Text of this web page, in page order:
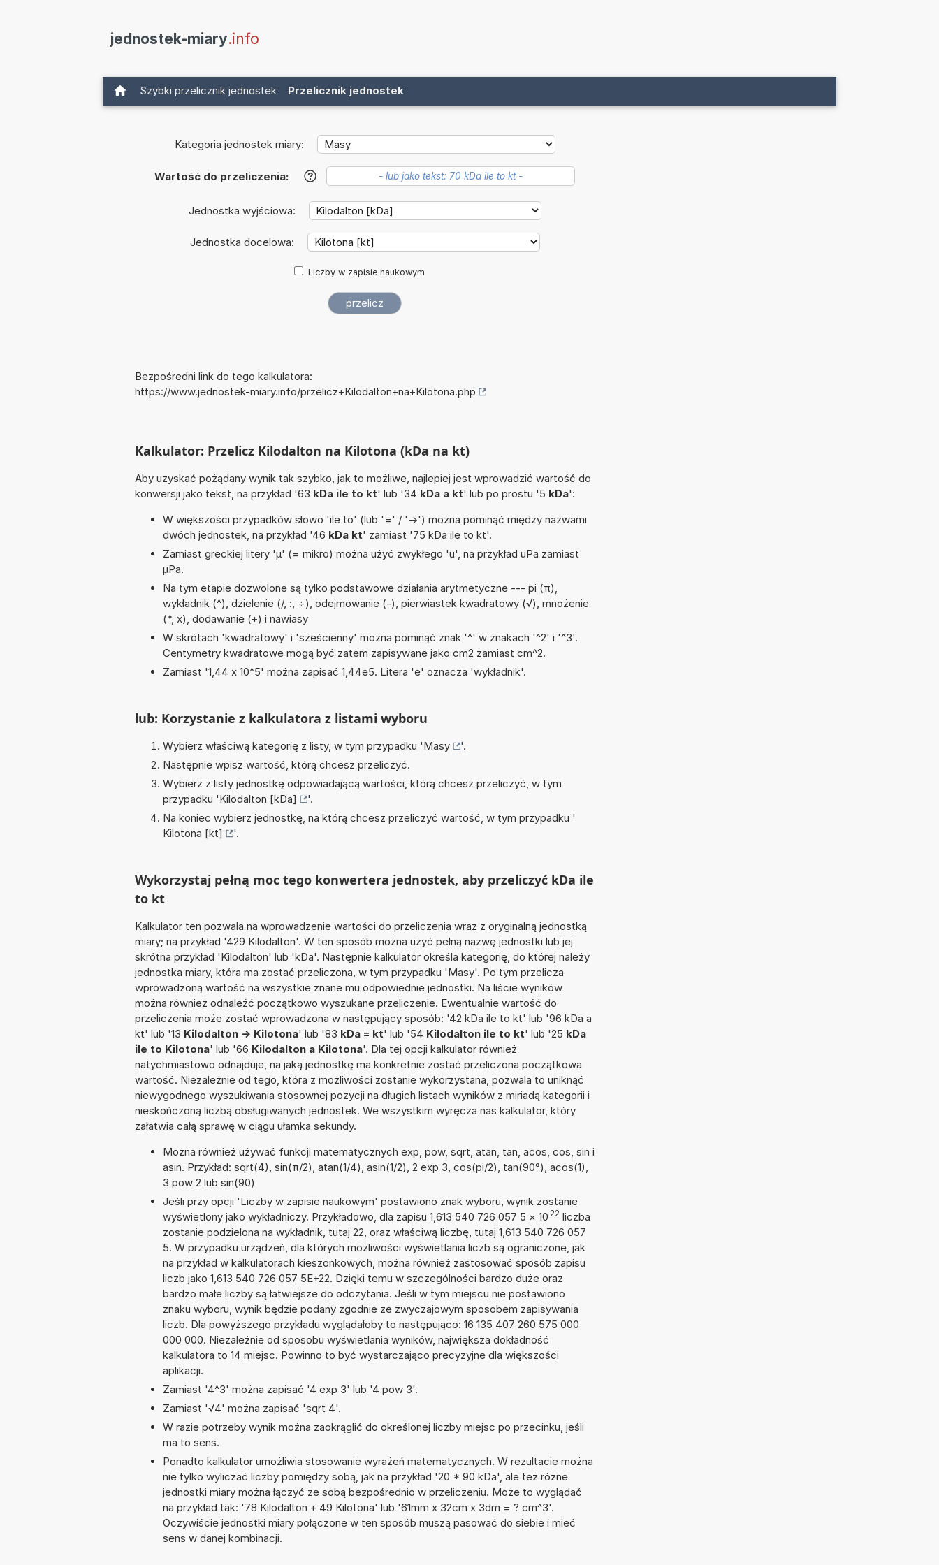
jednostek-miary.info
Szybki przelicznik jednostek Przelicznik jednostek
Kategoria jednostek miary:
Wartość do przeliczenia: ?
Jednostka wyjściowa:
Jednostka docelowa:
Liczby w zapisie naukowym
Bezpośredni link do tego kalkulatora:
https://www.jednostek-miary.info/przelicz+Kilodalton+na+Kilotona.php
Kalkulator: Przelicz Kilodalton na Kilotona (kDa na kt)
Aby uzyskać pożądany wynik tak szybko, jak to możliwe, najlepiej jest wprowadzić wartość do
konwersji jako tekst, na przykład '63 kDa ile to kt' lub '34 kDa a kt' lub po prostu '5 kDa':
W większości przypadków słowo 'ile to' (lub '=' / '->') można pominąć między nazwami
dwóch jednostek, na przykład '46 kDa kt' zamiast '75 kDa ile to kt'.
Zamiast greckiej litery 'µ' (= mikro) można użyć zwykłego 'u', na przykład uPa zamiast
µPa.
Na tym etapie dozwolone są tylko podstawowe działania arytmetyczne --- pi (π),
wykładnik (^), dzielenie (/, :, ÷), odejmowanie (-), pierwiastek kwadratowy (√), mnożenie
(*, x), dodawanie (+) i nawiasy
W skrótach 'kwadratowy' i 'sześcienny' można pominąć znak '^' w znakach '^2' i '^3'.
Centymetry kwadratowe mogą być zatem zapisywane jako cm2 zamiast cm^2.
Zamiast '1,44 x 10^5' można zapisać 1,44e5. Litera 'e' oznacza 'wykładnik'.
lub: Korzystanie z kalkulatora z listami wyboru
Wybierz właściwą kategorię z listy, w tym przypadku 'Masy
'.
Następnie wpisz wartość, którą chcesz przeliczyć.
Wybierz z listy jednostkę odpowiadającą wartości, którą chcesz przeliczyć, w tym
przypadku 'Kilodalton [kDa]
'.
Na koniec wybierz jednostkę, na którą chcesz przeliczyć wartość, w tym przypadku '
Kilotona [kt]
'.
Wykorzystaj pełną moc tego konwertera jednostek, aby przeliczyć kDa ile
to kt
Kalkulator ten pozwala na wprowadzenie wartości do przeliczenia wraz z oryginalną jednostką
miary; na przykład '429 Kilodalton'. W ten sposób można użyć pełną nazwę jednostki lub jej
skrótna przykład 'Kilodalton' lub 'kDa'. Następnie kalkulator określa kategorię, do której należy
jednostka miary, która ma zostać przeliczona, w tym przypadku 'Masy'. Po tym przelicza
wprowadzoną wartość na wszystkie znane mu odpowiednie jednostki. Na liście wyników
można również odnaleźć początkowo wyszukane przeliczenie. Ewentualnie wartość do
przeliczenia może zostać wprowadzona w następujący sposób: '42 kDa ile to kt' lub '96 kDa a
kt' lub '13 Kilodalton -> Kilotona' lub '83 kDa = kt' lub '54 Kilodalton ile to kt' lub '25 kDa
ile to Kilotona' lub '66 Kilodalton a Kilotona'. Dla tej opcji kalkulator również
natychmiastowo odnajduje, na jaką jednostkę ma konkretnie zostać przeliczona początkowa
wartość. Niezależnie od tego, która z możliwości zostanie wykorzystana, pozwala to uniknąć
niewygodnego wyszukiwania stosownej pozycji na długich listach wyników z miriadą kategorii i
nieskończoną liczbą obsługiwanych jednostek. We wszystkim wyręcza nas kalkulator, który
załatwia całą sprawę w ciągu ułamka sekundy.
Można również używać funkcji matematycznych exp, pow, sqrt, atan, tan, acos, cos, sin i
asin. Przykład: sqrt(4), sin(π/2), atan(1/4), asin(1/2), 2 exp 3, cos(pi/2), tan(90°), acos(1),
3 pow 2 lub sin(90)
Jeśli przy opcji 'Liczby w zapisie naukowym' postawiono znak wyboru, wynik zostanie
wyświetlony jako wykładniczy. Przykładowo, dla zapisu 1,613 540 726 057 5 × 10 22 liczba
zostanie podzielona na wykładnik, tutaj 22, oraz właściwą liczbę, tutaj 1,613 540 726 057
5. W przypadku urządzeń, dla których możliwości wyświetlania liczb są ograniczone, jak
na przykład w kalkulatorach kieszonkowych, można również zastosować sposób zapisu
liczb jako 1,613 540 726 057 5E+22. Dzięki temu w szczególności bardzo duże oraz
bardzo małe liczby są łatwiejsze do odczytania. Jeśli w tym miejscu nie postawiono
znaku wyboru, wynik będzie podany zgodnie ze zwyczajowym sposobem zapisywania
liczb. Dla powyższego przykładu wyglądałoby to następująco: 16 135 407 260 575 000
000 000. Niezależnie od sposobu wyświetlania wyników, największa dokładność
kalkulatora to 14 miejsc. Powinno to być wystarczająco precyzyjne dla większości
aplikacji.
Zamiast '4^3' można zapisać '4 exp 3' lub '4 pow 3'.
Zamiast '√4' można zapisać 'sqrt 4'.
W razie potrzeby wynik można zaokrąglić do określonej liczby miejsc po przecinku, jeśli
ma to sens.
Ponadto kalkulator umożliwia stosowanie wyrażeń matematycznych. W rezultacie można
nie tylko wyliczać liczby pomiędzy sobą, jak na przykład '20 * 90 kDa', ale też różne
jednostki miary można łączyć ze sobą bezpośrednio w przeliczeniu. Może to wyglądać
na przykład tak: '78 Kilodalton + 49 Kilotona' lub '61mm x 32cm x 3dm = ? cm^3'.
Oczywiście jednostki miary połączone w ten sposób muszą pasować do siebie i mieć
sens w danej kombinacji.